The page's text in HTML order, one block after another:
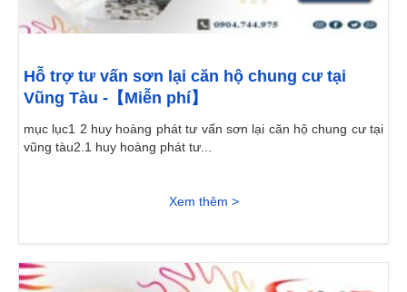
Hỗ trợ tư vấn sơn lại căn hộ chung cư tại
Vũng Tàu -【Miễn phí】
mục lục1 2 huy hoàng phát tư vấn sơn lại căn hộ chung cư tại
vũng tàu2.1 huy hoàng phát tư...
Xem thêm >